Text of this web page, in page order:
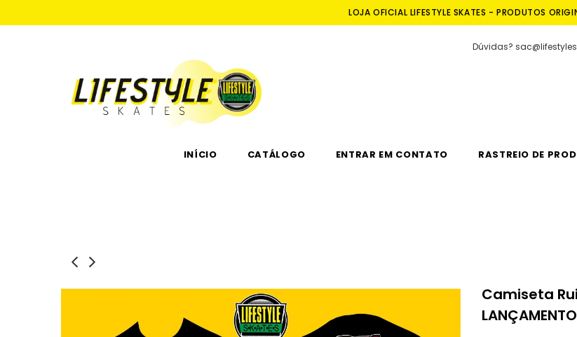
LOJA OFICIAL LIFESTYLE SKATES - PRODUTOS
Dúvidas?
INÍCIO CATÁLOGO ENTRAR EM CONTATO RASTREIO DE
Camiseta